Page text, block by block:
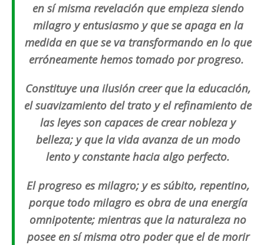
en sí misma revelación que empieza siendo
milagro y entusiasmo y que se apaga en la
medida en que se va transformando en lo que
erróneamente hemos tomado por progreso.
Constituye una ilusión creer que la educación,
el suavizamiento del trato y el refinamiento de
las leyes son capaces de crear nobleza y
belleza; y que la vida avanza de un modo
lento y constante hacia algo perfecto.
El progreso es milagro; y es súbito, repentino,
porque todo milagro es obra de una energía
omnipotente; mientras que la naturaleza no
posee en sí misma otro poder que el de morir